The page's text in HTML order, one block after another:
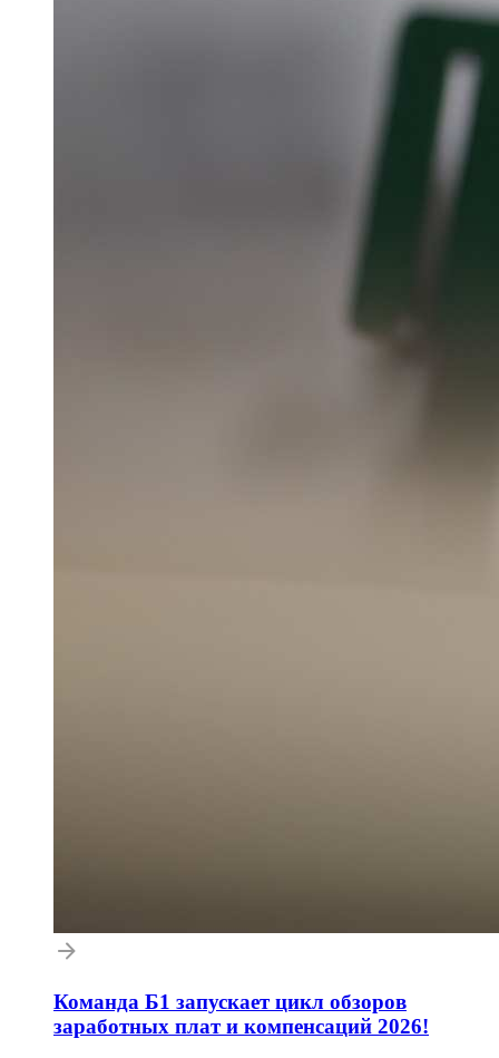
Команда Б1 запускает цикл обзоров
заработных плат и компенсаций 2026!